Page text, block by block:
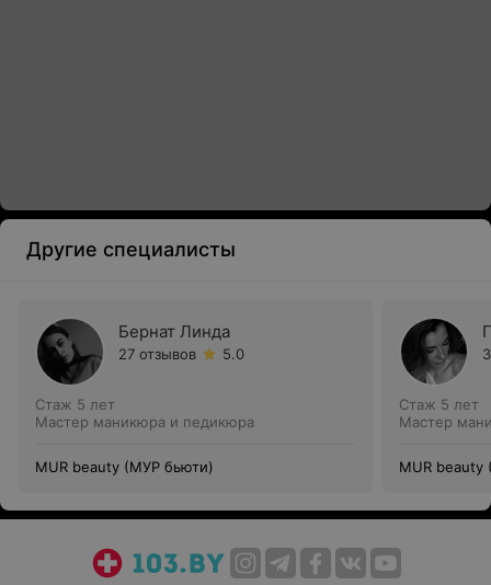
Другие специалисты
Бернат Линда
27 отзывов 5.0
Стаж 5 лет
Мастер маникюра и педикюра
MUR beauty (МУР бьюти)
Стаж 5 лет
Мастер
MUR